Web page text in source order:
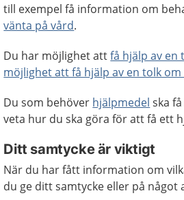
till exempel få information om
vänta på vård.
Du har möjlighet attfå hjälp av en
möjlighet att få hjälp av en tolk
Du som behöver hjälpmedel ska
veta hur du ska göra för att få ett
Ditt samtycke är viktigt
När du har fått information om
du ge ditt samtycke eller på